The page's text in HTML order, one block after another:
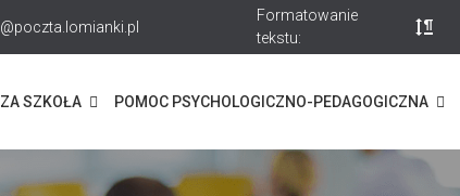
Formatowanie
tekstu:
SZKOŁA POMOC PSYCHOLOGICZNO-PEDAGOGICZNA